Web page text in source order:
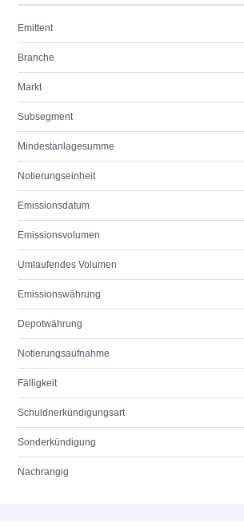
Emittent
Branche
Markt
Subsegment
Mindestanlagesumme
Notierungseinheit
Emissionsdatum
Emissionsvolumen
Umlaufendes Volumen
Emissionswährung
Depotwährung
Notierungsaufnahme
Fälligkeit
Schuldnerkündigungsart
Sonderkündigung
Nachrangig